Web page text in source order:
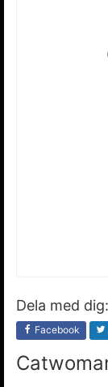
Dela med dig:
Facebook